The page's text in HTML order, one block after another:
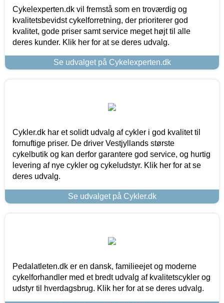
Cykelexperten.dk vil fremstå som en troværdig og
kvalitetsbevidst cykelforretning, der prioriterer god
kvalitet, gode priser samt service meget højt til alle
deres kunder. Klik her for at se deres udvalg.
Se udvalget på Cykelexperten.dk
Cykler.dk har et solidt udvalg af cykler i god kvalitet til
fornuftige priser. De driver Vestjyllands største
cykelbutik og kan derfor garantere god service, og hurtig
levering af nye cykler og cykeludstyr. Klik her for at se
deres udvalg.
Se udvalget på Cykler.dk
Pedalatleten.dk er en dansk, familieejet og moderne
cykelforhandler med et bredt udvalg af kvalitetscykler og
udstyr til hverdagsbrug. Klik her for at se deres udvalg.